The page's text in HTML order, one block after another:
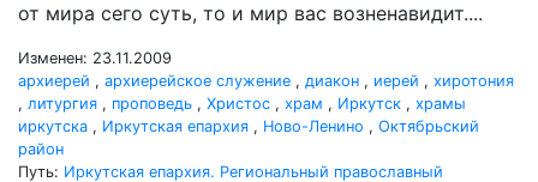
от мира сего суть, то и мир вас возненавидит....
Изменен: 23.11.2009
архиерей , архиерейское служение , диакон , иерей , хиротония
, литургия , проповедь , Христос , храм , Иркутск , храмы
иркутска , Иркутская епархия , Ново-Ленино , Октябрьский
район
Путь: Иркутская епархия. Региональный православный